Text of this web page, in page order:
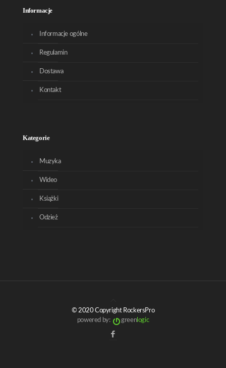
Informacje
Informacje ogólne
Regulamin
Dostawa
Kontakt
Kategorie
Muzyka
Wideo
Książki
Odzież
© 2020 Copyright RockersPro
powered by:
greenlogic